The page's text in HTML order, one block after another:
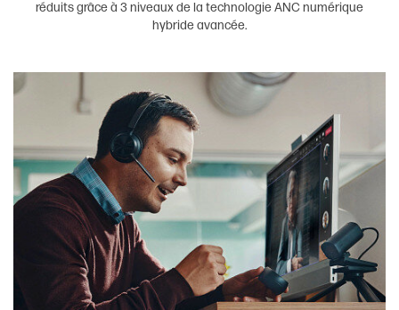
réduits grâce à 3 niveaux de la technologie ANC numérique
hybride avancée.